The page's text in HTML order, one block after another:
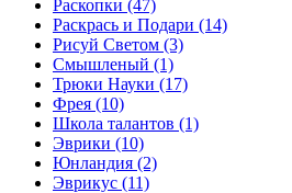
Раскопки (47)
Раскрась и Подари (14)
Рисуй Светом (3)
Смышленый (1)
Трюки Науки (17)
Фрея (10)
Школа талантов (1)
Эврики (10)
Юнландия (2)
Эврикус (11)